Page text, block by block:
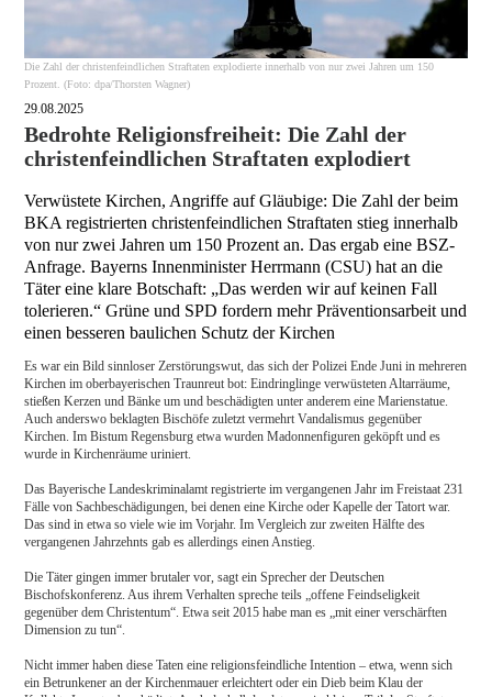
Die Zahl der christenfeindlichen Straftaten explodierte innerhalb von nur zwei Jahren um 150
Prozent. (Foto: dpa/Thorsten Wagner)
29.08.2025
Bedrohte Religionsfreiheit: Die Zahl der
christenfeindlichen Straftaten explodiert
Verwüstete Kirchen, Angriffe auf Gläubige: Die Zahl der beim
BKA registrierten christenfeindlichen Straftaten stieg innerhalb
von nur zwei Jahren um 150 Prozent an. Das ergab eine BSZ-
Anfrage. Bayerns Innenminister Herrmann (CSU) hat an die
Täter eine klare Botschaft: „Das werden wir auf keinen Fall
tolerieren.“ Grüne und SPD fordern mehr Präventionsarbeit und
einen besseren baulichen Schutz der Kirchen
Es war ein Bild sinnloser Zerstörungswut, das sich der Polizei Ende Juni in mehreren
Kirchen im oberbayerischen Traunreut bot: Eindringlinge verwüsteten Altarräume,
stießen Kerzen und Bänke um und beschädigten unter anderem eine Marienstatue.
Auch anderswo beklagten Bischöfe zuletzt vermehrt Vandalismus gegenüber
Kirchen. Im Bistum Regensburg etwa wurden Madonnenfiguren geköpft und es
wurde in Kirchenräume uriniert.
Das Bayerische Landeskriminalamt registrierte im vergangenen Jahr im Freistaat 231
Fälle von Sachbeschädigungen, bei denen eine Kirche oder Kapelle der Tatort war.
Das sind in etwa so viele wie im Vorjahr. Im Vergleich zur zweiten Hälfte des
vergangenen Jahrzehnts gab es allerdings einen Anstieg.
Die Täter gingen immer brutaler vor, sagt ein Sprecher der Deutschen
Bischofskonferenz. Aus ihrem Verhalten spreche teils „offene Feindseligkeit
gegenüber dem Christentum“. Etwa seit 2015 habe man es „mit einer verschärften
Dimension zu tun“.
Nicht immer haben diese Taten eine religionsfeindliche Intention – etwa, wenn sich
ein Betrunkener an der Kirchenmauer erleichtert oder ein Dieb beim Klau der